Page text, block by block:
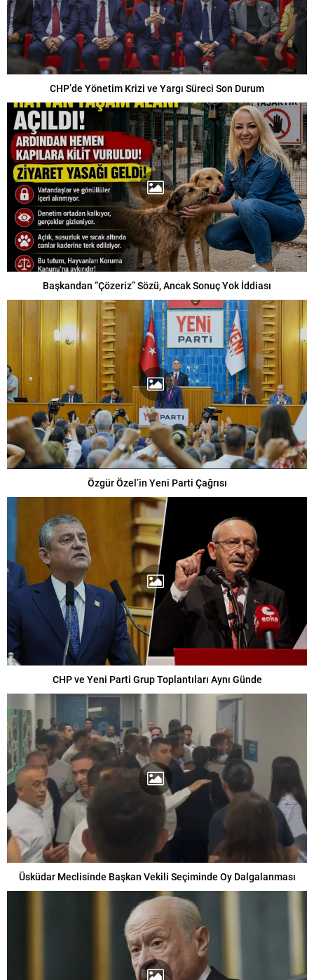
CHP’de Yönetim Krizi ve Yargı Süreci Son Durum
Başkandan “Çözeriz” Sözü, Ancak Sonuç Yok İddiası
Özgür Özel’in Yeni Parti Çağrısı
CHP ve Yeni Parti Grup Toplantıları Aynı Günde
Üsküdar Meclisinde Başkan Vekili Seçiminde Oy Dalgalanması